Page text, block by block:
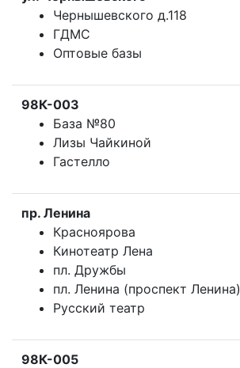
Чернышевского д.118
ГДМС
Оптовые базы
98К-003
База №80
Лизы Чайкиной
Гастелло
пр. Ленина
Красноярова
Кинотеатр Лена
пл. Дружбы
пл. Ленина (проспект Ленина)
Русский театр
98К-005